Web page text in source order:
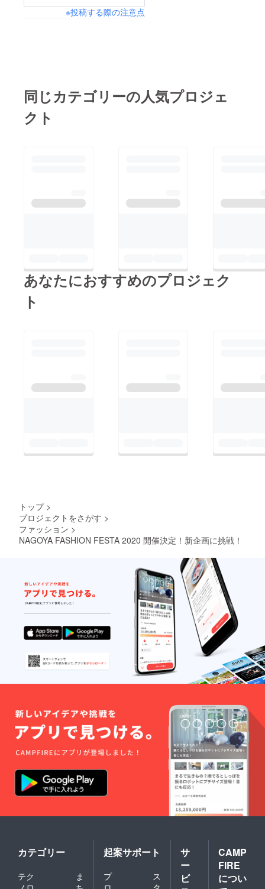
※投稿する際の注意点
同じカテゴリーの人気プロジェ
クト
あなたにおすすめのプロジェク
ト
トップ >
プロジェクトをさがす >
ファッション >
NAGOYA FASHION FESTA 2020 開催決定！新企画に挑戦！
カテゴリー
テク
ま
起案サポート
プ
ス
サ
ー
ビ
CAMP
FIRE
につい